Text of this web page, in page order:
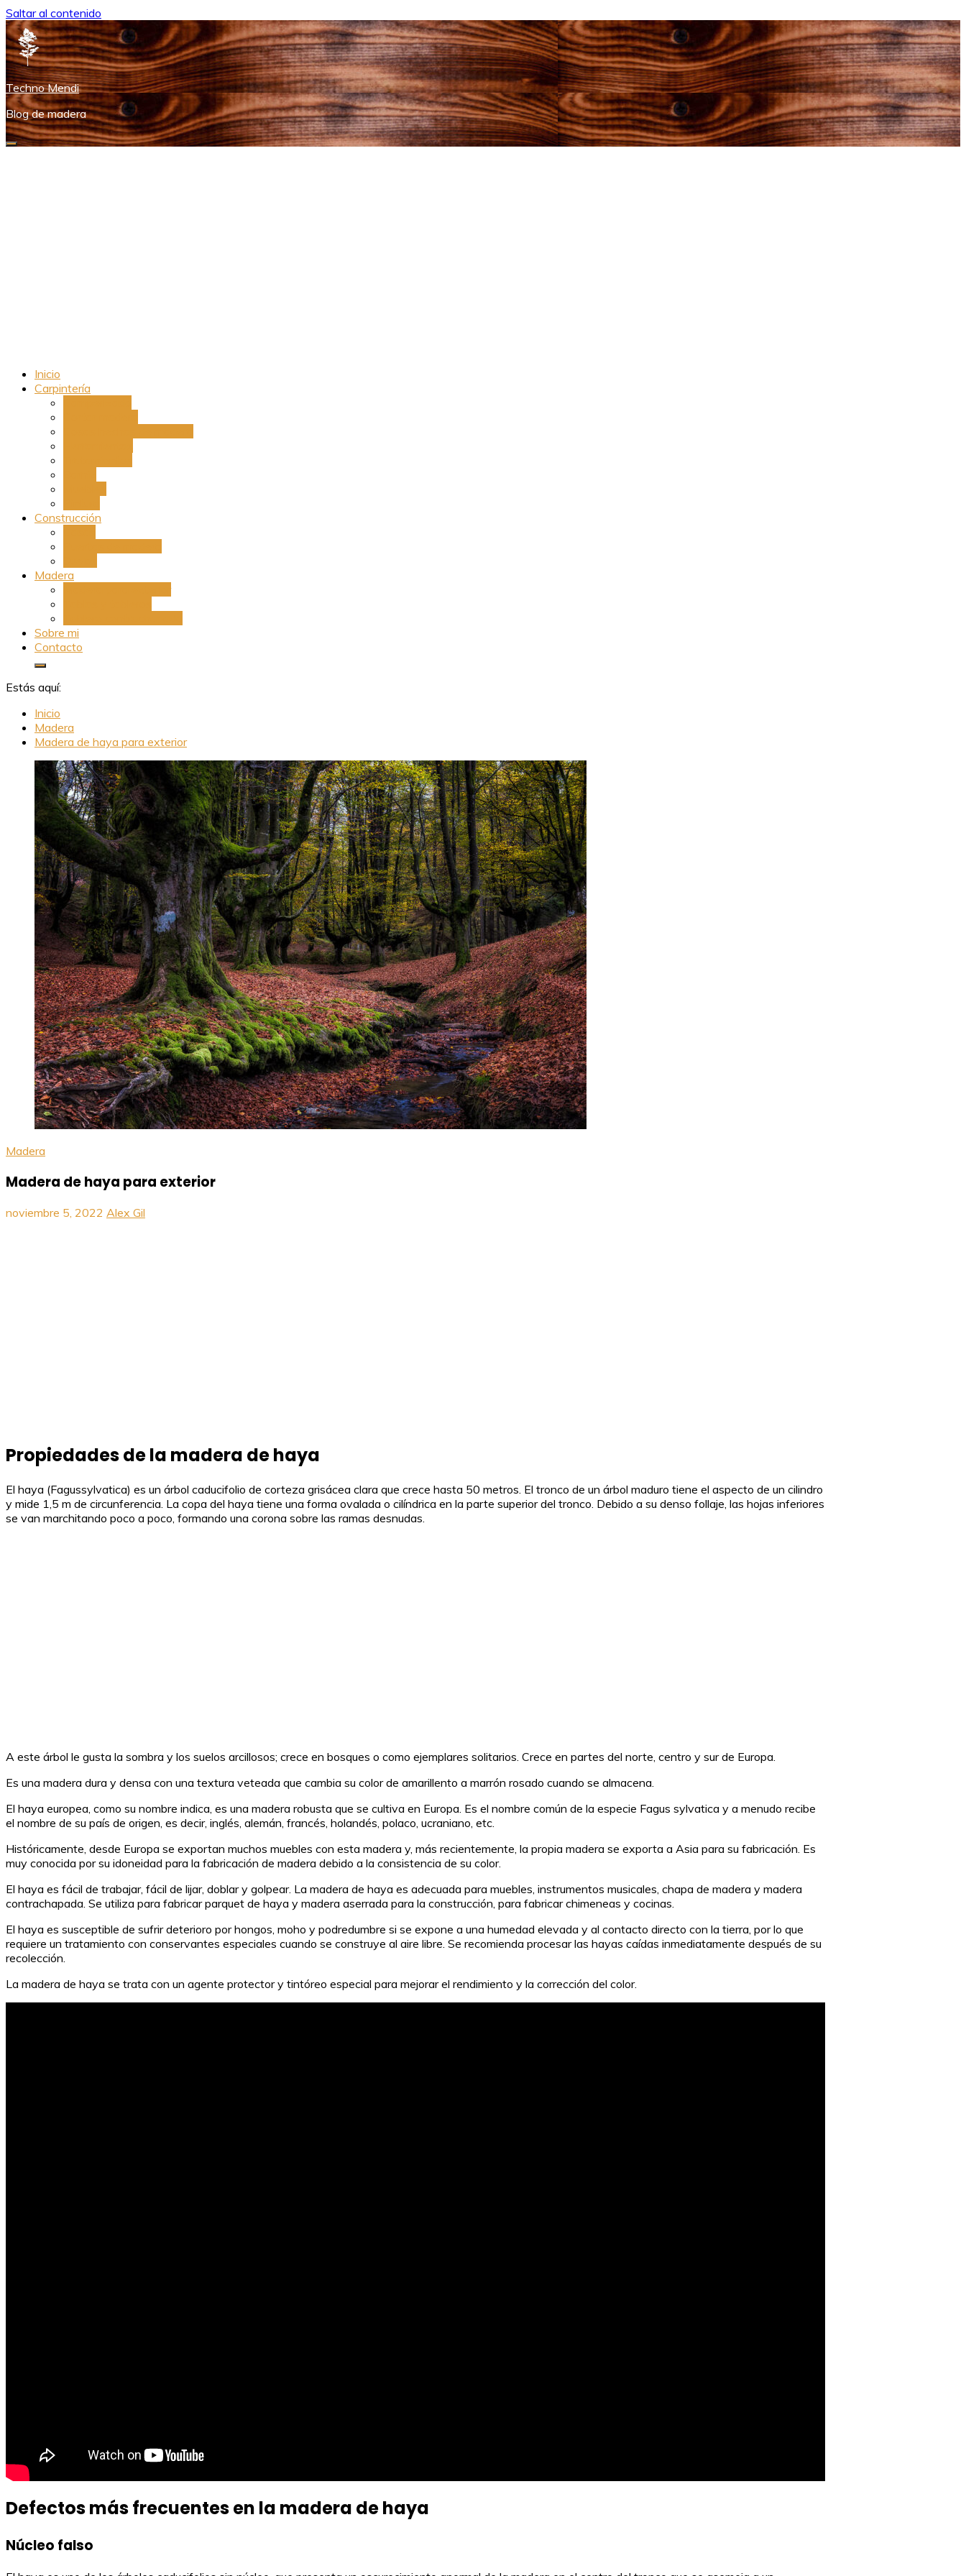
Saltar al contenido
Techno Mendi
Blog de madera
Inicio
Carpintería
Construcción
Madera
Sobre mi
Contacto
Estás aquí:
Inicio
Madera
Madera de haya para exterior
Madera
Madera de haya para exterior
noviembre 5, 2022 Alex Gil
Propiedades de la madera de haya
El haya (Fagussylvatica) es un árbol caducifolio de corteza grisácea clara que crece hasta 50 metros. El tronco de un árbol maduro tiene el aspecto de un cilindro
y mide 1,5 m de circunferencia. La copa del haya tiene una forma ovalada o cilíndrica en la parte superior del tronco. Debido a su denso follaje, las hojas inferiores
se van marchitando poco a poco, formando una corona sobre las ramas desnudas.
A este árbol le gusta la sombra y los suelos arcillosos; crece en bosques o como ejemplares solitarios. Crece en partes del norte, centro y sur de Europa.
Es una madera dura y densa con una textura veteada que cambia su color de amarillento a marrón rosado cuando se almacena.
El haya europea, como su nombre indica, es una madera robusta que se cultiva en Europa. Es el nombre común de la especie Fagus sylvatica y a menudo recibe
el nombre de su país de origen, es decir, inglés, alemán, francés, holandés, polaco, ucraniano, etc.
Históricamente, desde Europa se exportan muchos muebles con esta madera y, más recientemente, la propia madera se exporta a Asia para su fabricación. Es
muy conocida por su idoneidad para la fabricación de madera debido a la consistencia de su color.
El haya es fácil de trabajar, fácil de lijar, doblar y golpear. La madera de haya es adecuada para muebles, instrumentos musicales, chapa de madera y madera
contrachapada. Se utiliza para fabricar parquet de haya y madera aserrada para la construcción, para fabricar chimeneas y cocinas.
El haya es susceptible de sufrir deterioro por hongos, moho y podredumbre si se expone a una humedad elevada y al contacto directo con la tierra, por lo que
requiere un tratamiento con conservantes especiales cuando se construye al aire libre. Se recomienda procesar las hayas caídas inmediatamente después de su
recolección.
La madera de haya se trata con un agente protector y tintóreo especial para mejorar el rendimiento y la corrección del color.
Defectos más frecuentes en la madera de haya
Núcleo falso